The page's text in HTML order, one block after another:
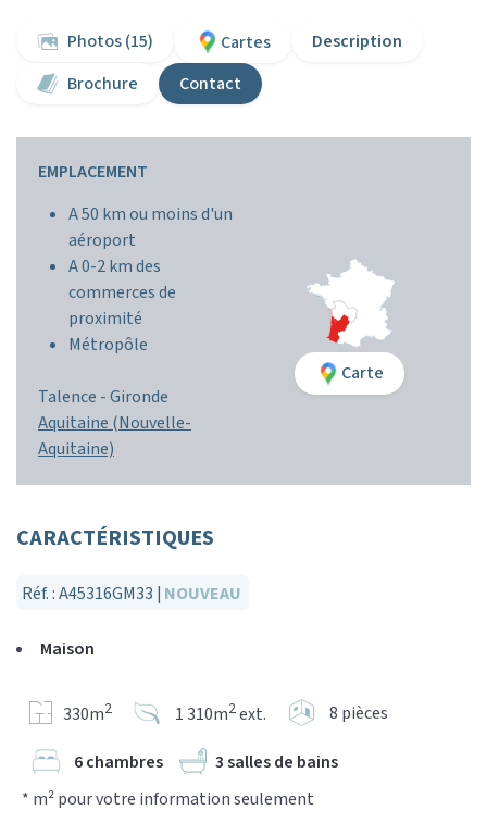
Photos (15) Cartes
Description
Brochure
Contact
EMPLACEMENT
A 50 km ou moins d'un
aéroport
A 0-2 km des
commerces de
proximité
Métropôle
Talence -Gironde
Aquitaine (Nouvelle-
Aquitaine)
Carte
CARACTÉRISTIQUES
Réf. : A45316GM33 | NOUVEAU
Maison
330m2 1 310m2ext. 8 pièces
6 chambres
3 salles de bains
* m² pour votre information seulement